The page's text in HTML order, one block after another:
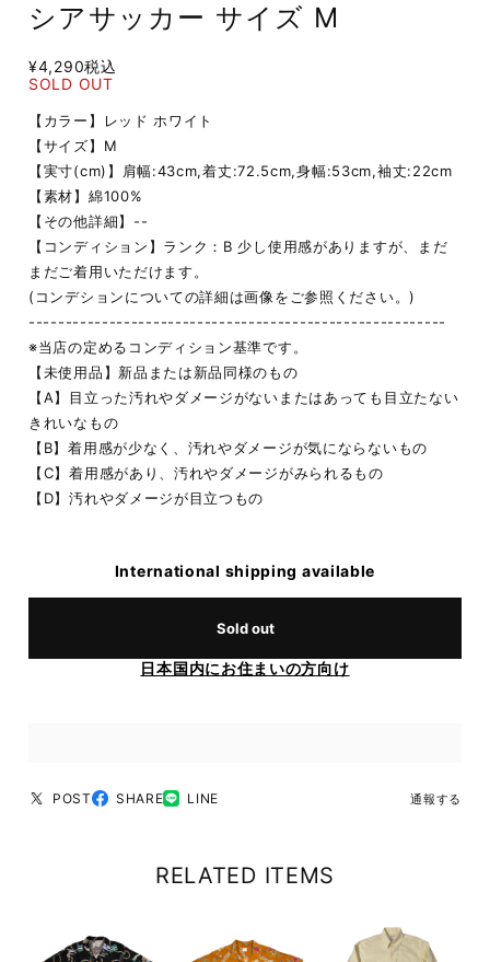
シアサッカー サイズ M
¥4,290税込
SOLD OUT
【カラー】レッド ホワイト
【サイズ】M
【実寸(cm)】肩幅:43cm,着丈:72.5cm,身幅:53cm,袖丈:22cm
【素材】綿100%
【その他詳細】--
【コンディション】ランク：B 少し使用感がありますが、まだ
まだご着用いただけます。
(コンデションについての詳細は画像をご参照ください。)
---------------------------------------------------------
※当店の定めるコンディション基準です。
【未使用品】新品または新品同様のもの
【A】目立った汚れやダメージがないまたはあっても目立たない
きれいなもの
【B】着用感が少なく、汚れやダメージが気にならないもの
【C】着用感があり、汚れやダメージがみられるもの
【D】汚れやダメージが目立つもの
International shipping available
Sold out
日本国内にお住まいの方向け
POST SHARE LINE 通報する
RELATED ITEMS